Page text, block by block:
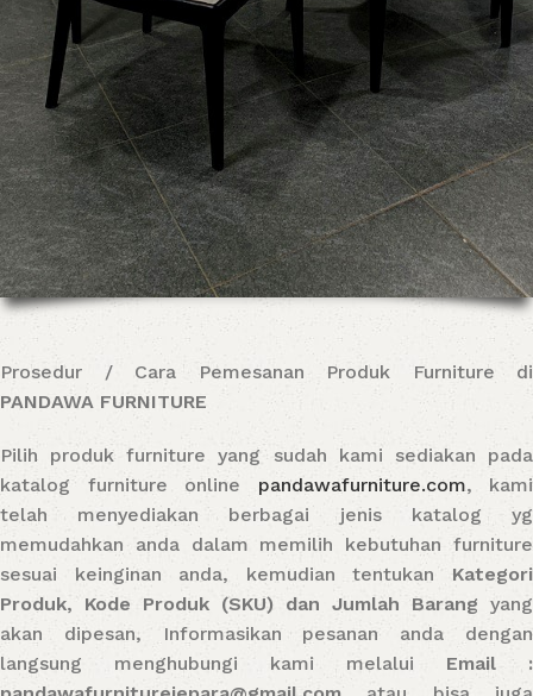
Prosedur / Cara Pemesanan Produk Furniture di
PANDAWA FURNITURE
Pilih produk furniture yang sudah kami sediakan pada
katalog furniture online pandawafurniture.com, kami
telah menyediakan berbagai jenis katalog yg
memudahkan anda dalam memilih kebutuhan furniture
sesuai keinginan anda, kemudian tentukan Kategori
Produk, Kode Produk (SKU) dan Jumlah Barang yang
akan dipesan, Informasikan pesanan anda dengan
langsung menghubungi kami melalui Email :